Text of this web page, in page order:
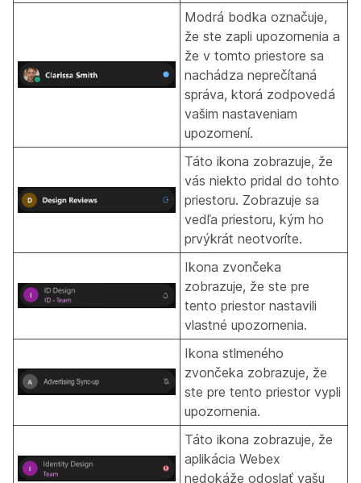
Modrá bodka označuje,
že ste zapli upozornenia a
že v tomto priestore sa
nachádza neprečítaná
správa, ktorá zodpovedá
vašim nastaveniam
upozornení.
Táto ikona zobrazuje, že
vás niekto pridal do tohto
priestoru. Zobrazuje sa
vedľa priestoru, kým ho
prvýkrát neotvoríte.
Ikona zvončeka
zobrazuje, že ste pre
tento priestor nastavili
vlastné upozornenia.
Ikona stlmeného
zvončeka zobrazuje, že
ste pre tento priestor vypli
upozornenia.
Táto ikona zobrazuje, že
aplikácia Webex
nedokáže odoslať vašu